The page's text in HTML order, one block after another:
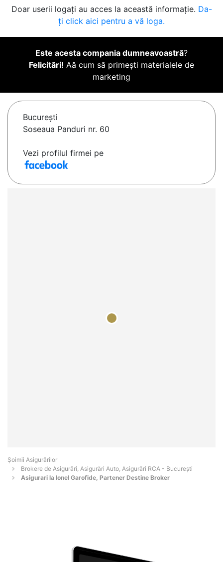
Doar userii logați au acces la această informație. Da-
ți click aici pentru a vă loga.
Este acesta compania dumneavoastră?
Felicitări! Aă cum să primești materialele de
marketing
Bucureşti
Soseaua Panduri nr. 60
Vezi profilul firmei pe
Șoimii Asigurărilor
Brokere de Asigurări, Asigurări Auto, Asigurări RCA - Bucureşti
Asigurari la Ionel Garofide, Partener Destine Broker